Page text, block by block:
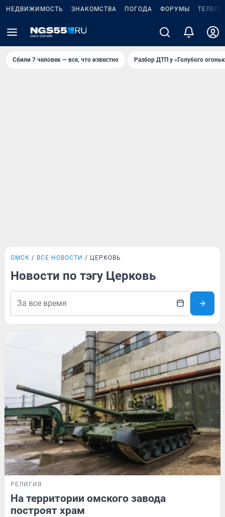
НЕДВИЖИМОСТЬ ЗНАКОМСТВА ПОГОДА ФОРУМЫ
Сбили 7 человек — все, что известно Разбор ДТП у «Голубого
ОМСК ВСЕ НОВОСТИ ЦЕРКОВЬ
Новости по тэгу Церковь
РЕЛИГИЯ
На территории омского завода
построят храм